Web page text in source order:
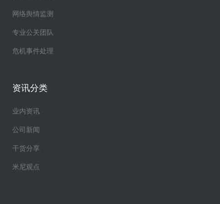
网络舆情监测
专业公关团队
危机事件处理
资讯分类
业内资讯
公司新闻
干货分享
米尼观点